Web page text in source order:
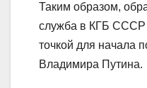
Таким образом,
служба в КГБ СССР
точкой для начала
Владимира Путина.